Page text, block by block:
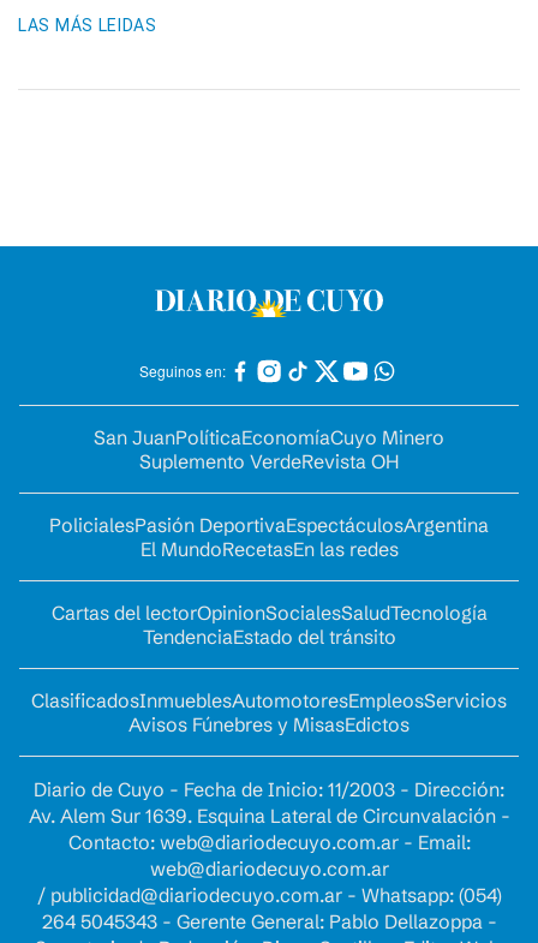
LAS MÁS LEIDAS
Seguinos en:
San JuanPolíticaEconomíaCuyo Minero
Suplemento VerdeRevista OH
PolicialesPasión DeportivaEspectáculosArgentina
El MundoRecetasEn las redes
Cartas del lectorOpinionSocialesSaludTecnología
TendenciaEstado del tránsito
ClasificadosInmueblesAutomotoresEmpleosServicios
Avisos Fúnebres y MisasEdictos
Diario de Cuyo - Fecha de Inicio: 11/2003 - Dirección:
Av. Alem Sur 1639. Esquina Lateral de Circunvalación -
Contacto: web@diariodecuyo.com.ar- Email:
web@diariodecuyo.com.ar
/ publicidad@diariodecuyo.com.ar- Whatsapp: (054)
264 5045343 - Gerente General: Pablo Dellazoppa -